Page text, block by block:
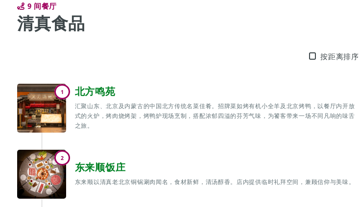
9 间餐厅
清真食品
按距离排序
1 北方鸣苑
汇聚山东、北京及内蒙古的中国北方传统名菜佳肴。招牌菜如烤有机小全羊及北京烤鸭，以餐厅内开放
式的火炉，烤肉烧烤架，烤鸭炉现场烹制，搭配浓郁四溢的芬芳气味，为饕客带来一场不同凡响的味舌
之旅。
2
东来顺饭庄
东来顺以清真老北京铜锅涮肉闻名，食材新鲜，清汤醇香。店内提供临时礼拜空间，兼顾信仰与美味。